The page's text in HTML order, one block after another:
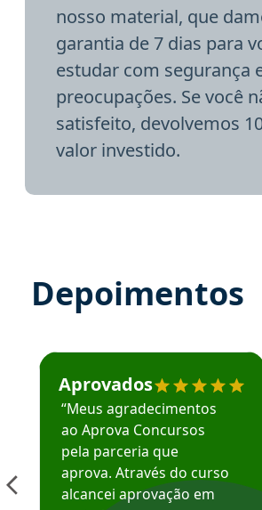
nosso material, que
garantia de 7 dias para
estudar com segurança
preocupações. Se você
satisfeito, devolvemos
valor investido.
Depoimentos
Estudante José recomenda o
Aprovados
“Meus agradecimentos
ao Aprova Concursos
pela parceria que
aprova. Através do curso
alcancei aprovação em